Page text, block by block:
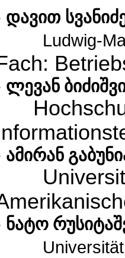
დავით
Ludwig-
ლევან
ამირან
Universität
ნატო